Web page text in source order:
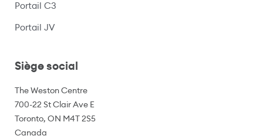
Portail C3
Portail JV(s’ouvre dans une nouvelle fenêtre)
Siège social
The Weston Centre
700-22 St Clair Ave E
Toronto, ON M4T 2S5
Canada